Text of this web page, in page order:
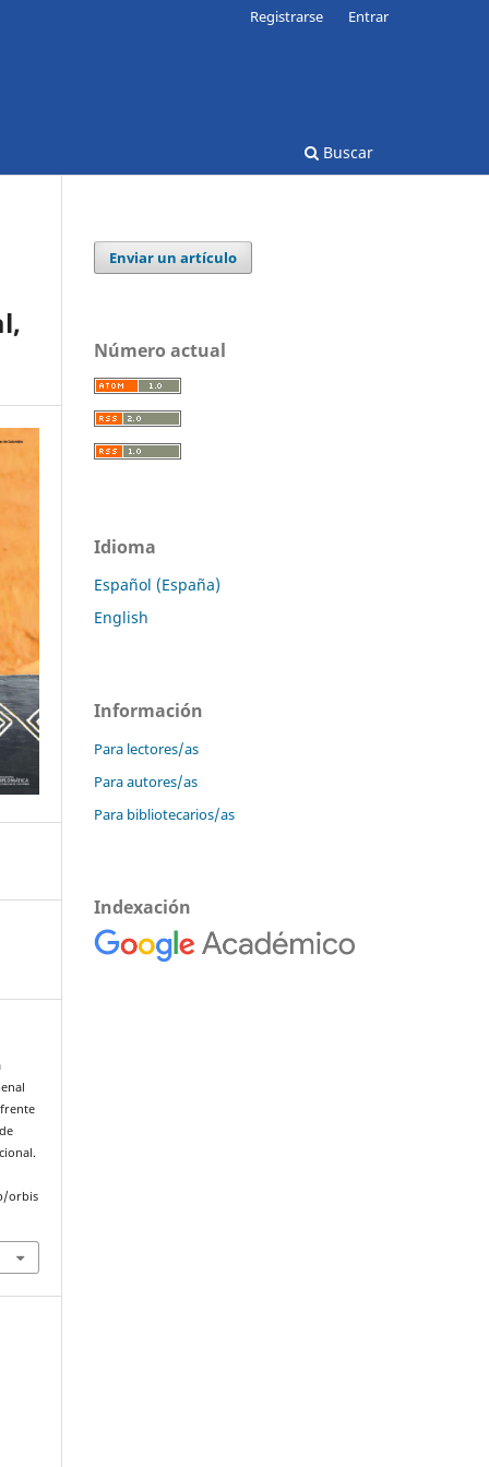
Buscar
Registrarse Entrar
orbis
Enviar un artículo
Número actual
Idioma
Español (España)
English
Información
Para lectores/as
Para autores/as
Para bibliotecarios/as
Indexación